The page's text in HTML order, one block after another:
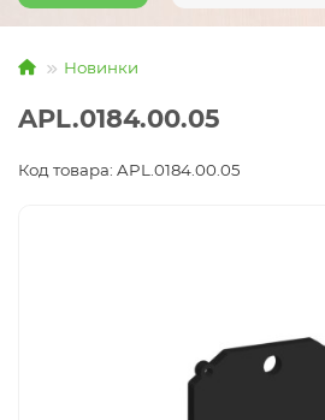
Новинки
APL.0184.00.05
Код товара: APL.0184.00.05